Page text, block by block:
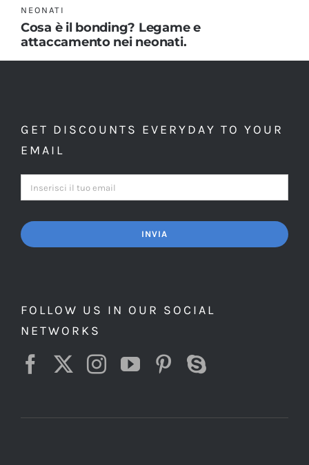
NEONATI
Cosa è il bonding? Legame e
attaccamento nei neonati.
GET DISCOUNTS EVERYDAY TO YOUR
EMAIL
INVIA
FOLLOW US IN OUR SOCIAL
NETWORKS